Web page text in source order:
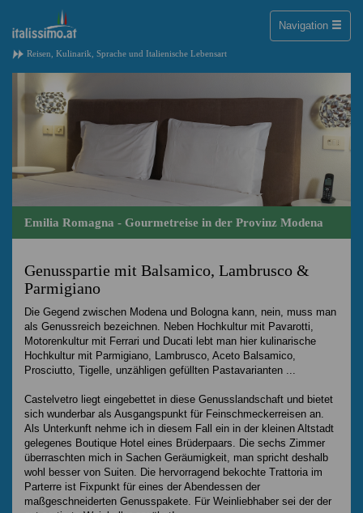
Reisen, Kulinarik, Sprache und Italienische Lebensart
Navigation Toggle
Emilia Romagna - Gourmetreise in der Provinz Modena
Genusspartie mit Balsamico, Lambrusco &
Parmigiano
Die Gegend zwischen Modena und Bologna kann, nein, muss man
als Genussreich bezeichnen. Neben Hochkultur mit Pavarotti,
Motorenkultur mit Ferrari und Ducati lebt man hier kulinarische
Hochkultur mit Parmigiano, Lambrusco, Aceto Balsamico,
Prosciutto, Tigelle, unzähligen gefüllten Pastavarianten ...
Castelvetro liegt eingebettet in diese Genusslandschaft und bietet
sich wunderbar als Ausgangspunkt für Feinschmeckerreisen an.
Als Unterkunft nehme ich in diesem Fall ein in der kleinen Altstadt
gelegenes Boutique Hotel eines Brüderpaars. Die sechs Zimmer
überraschten mich in Sachen Geräumigkeit, man spricht deshalb
wohl besser von Suiten. Die hervorragend bekochte Trattoria im
Parterre ist Fixpunkt für eines der Abendessen der
maßgeschneiderten Genusspakete. Für Weinliebhaber sei der der